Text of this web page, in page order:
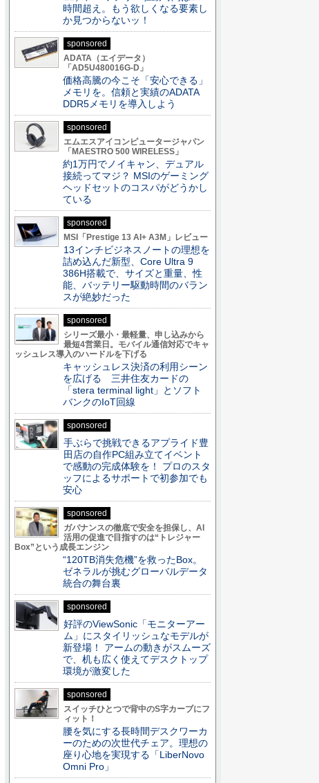
時間超え。もう欲しくなる要素し
か見つからないッ！
sponsored
ADATA（エイデータ）
「AD5U480016G-D」
価格高騰の今こそ「安心できる」
メモリを。信頼と実績のADATA
DDR5メモリを導入しよう
sponsored
エムエスアイコンピュータージャパン
「MAESTRO 500 WIRELESS」
約1万円でノイキャン、デュアル
接続ってマジ？ MSIのゲーミング
ヘッドセットのコスパがどうかし
ている
sponsored
MSI「Prestige 13 AI+ A3M」レビュー
13インチビジネスノートの理想を
詰め込んだ新型、Core Ultra 9
386H搭載で、サイズと重量、性
能、バッテリー駆動時間のバラン
スが絶妙だった
sponsored
シリーズ最小・最軽量、申し込みから
最短4営業日。モバイル通信対応でキャ
ッシュレス導入のハードルを下げる
キャッシュレス決済の利用シーン
を広げる 三井住友カードの
「stera terminal light」とソフト
バンクのIoT回線
sponsored
手ぶらで挑戦できるアプライド豊
田店の自作PC組み立てイベント
で感動の完成体験を！ プロのスタ
ッフによるサポートで初参加でも
安心
sponsored
ガバナンスの徹底で安全を担保し、AI
活用の促進で目指すのは“トレジャー
Box”という成長エンジン
“120TB消失危機”を救ったBox。
ゼネラルが挑むグローバルデータ
統合の舞台裏
sponsored
好評のViewSonic「モニターアー
ム」にスタイリッシュなモデルが
新登場！ アームの動きがスムーズ
で、机も広く使えてデスクトップ
環境が激変した
sponsored
スイッチひとつで背中のS字カーブにフ
ィット！
腰を気にする長時間デスクワーカ
ーのための次世代チェア。理想の
座り心地を実現する「LiberNovo
Omni Pro」